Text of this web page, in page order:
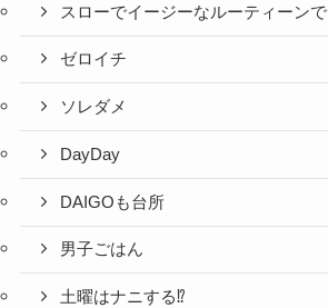
スローでイージーなルーティーンで
ゼロイチ
ソレダメ
DayDay
DAIGOも台所
男子ごはん
土曜はナニする⁉